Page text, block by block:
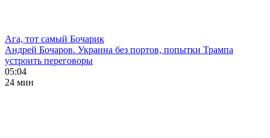
Ага, тот самый Бочарик
Андрей Бочаров. Украина без портов, попытки Трампа
устроить переговоры
05:04
24 мин